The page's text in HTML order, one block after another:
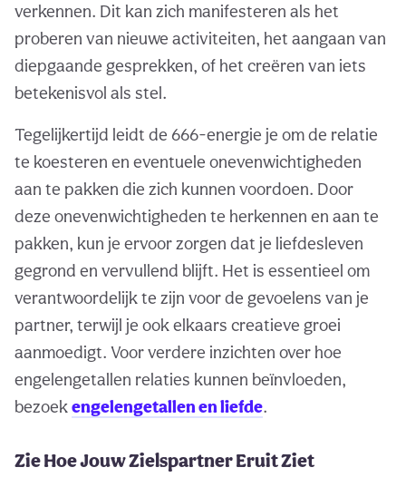
verkennen. Dit kan zich manifesteren als het
proberen van nieuwe activiteiten, het aangaan van
diepgaande gesprekken, of het creëren van iets
betekenisvol als stel.
Tegelijkertijd leidt de 666-energie je om de relatie
te koesteren en eventuele onevenwichtigheden
aan te pakken die zich kunnen voordoen. Door
deze onevenwichtigheden te herkennen en aan te
pakken, kun je ervoor zorgen dat je liefdesleven
gegrond en vervullend blijft. Het is essentieel om
verantwoordelijk te zijn voor de gevoelens van je
partner, terwijl je ook elkaars creatieve groei
aanmoedigt. Voor verdere inzichten over hoe
engelengetallen relaties kunnen beïnvloeden,
bezoekengelengetallen en liefde.
Zie Hoe Jouw Zielspartner Eruit Ziet